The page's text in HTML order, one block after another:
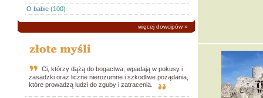
O babie (100)
więcej dowcipów»
Ci, którzy dążą do bogactwa, wpadają w pokusy i
zasadzki oraz liczne nierozumne i szkodliwe pożądania,
które prowadzą ludzi do zguby i zatracenia.